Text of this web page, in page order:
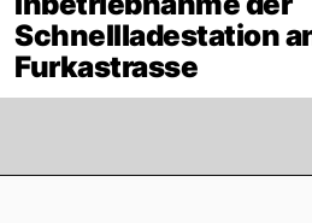
Schnellladestation
Furkastrasse